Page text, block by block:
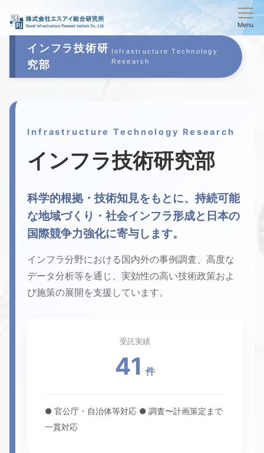
Menu
インフラ技術研
究部
Infrastructure Technology
Research
Infrastructure Technology Research
インフラ技術研究部
科学的根拠・技術知見をもとに、持続可能
な地域づくり・社会インフラ形成と日本の
国際競争力強化に寄与します。
インフラ分野における国内外の事例調査、高度な
データ分析等を通じ、実効性の高い技術政策およ
び施策の展開を支援しています。
受託実績
41 件
● 官公庁・自治体等対応 ● 調査〜計画策定まで
一貫対応